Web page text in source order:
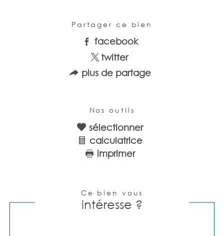
Partager ce bien
facebook
twitter
plus de partage
Nos outils
sélectionner
calculatrice
imprimer
Ce bien vous
intéresse ?